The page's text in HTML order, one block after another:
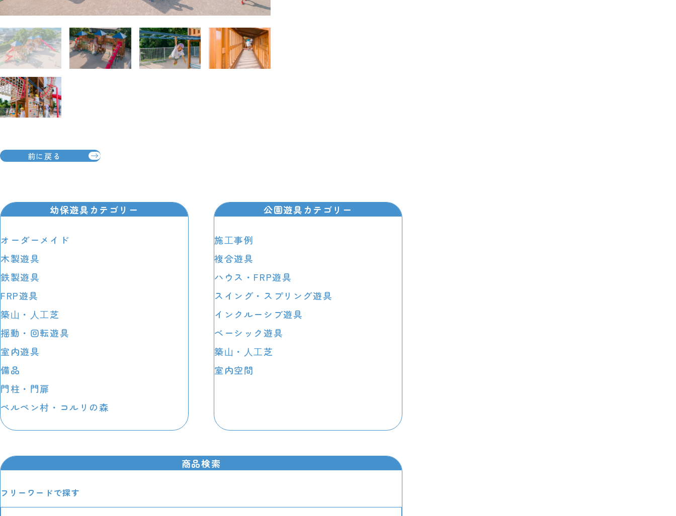
前に戻る
幼保遊具カテゴリー
オーダーメイド
木製遊具
鉄製遊具
FRP遊具
築⼭・⼈⼯芝
揺動・回転遊具
室内遊具
備品
門柱・門扉
ペルペン村・コルリの森
公園遊具カテゴリー
施⼯事例
複合遊具
ハウス・FRP遊具
スイング・スプリング遊具
インクルーシブ遊具
ベーシック遊具
築⼭・⼈⼯芝
室内空間
商品検索
フリーワードで探す